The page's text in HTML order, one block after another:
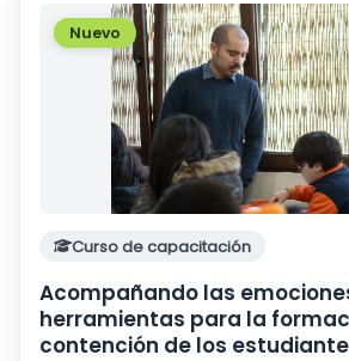
Nuevo
Curso de capacitación
Acompañando las
herramientas para la
contención de los